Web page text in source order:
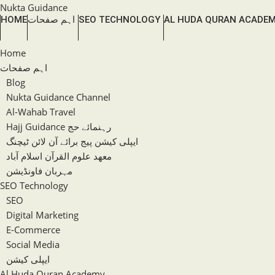
Skip
to
Nukta Guidance
HOMEاہم صفحات SEO TECHNOLOGY AL HUDA QURAN
Home
اہم صفحات
Blog
Nukta Guidance Channel
Al-Wahab Travel
Hajj Guidance رہنمائے حج
ایپلی کیشن پیج برائے آن لائن ٹیچنگ
معھد علوم القرآن اسلام آباد
مہربان فاونڈیشن
SEO Technology
SEO
Digital Marketing
E-Commerce
Social Media
ایپلی کیشن